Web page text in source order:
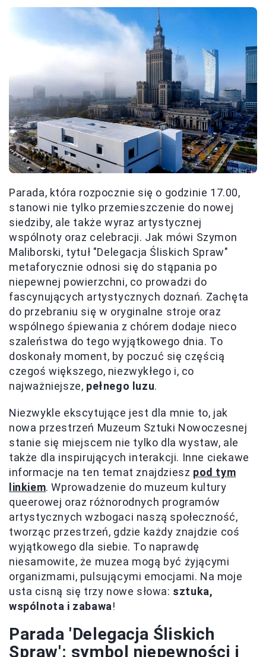
Parada, która rozpocznie się o godzinie 17.00,
stanowi nie tylko przemieszczenie do nowej
siedziby, ale także wyraz artystycznej
wspólnoty oraz celebracji. Jak mówi Szymon
Maliborski, tytuł "Delegacja Śliskich Spraw"
metaforycznie odnosi się do stąpania po
niepewnej powierzchni, co prowadzi do
fascynujących artystycznych doznań. Zachęta
do przebraniu się w oryginalne stroje oraz
wspólnego śpiewania z chórem dodaje nieco
szaleństwa do tego wyjątkowego dnia. To
doskonały moment, by poczuć się częścią
czegoś większego, niezwykłego i, co
najważniejsze, pełnego luzu.
Niezwykle ekscytujące jest dla mnie to, jak
nowa przestrzeń Muzeum Sztuki Nowoczesnej
stanie się miejscem nie tylko dla wystaw, ale
także dla inspirujących interakcji. Inne ciekawe
informacje na ten temat znajdziesz pod tym
linkiem. Wprowadzenie do muzeum kultury
queerowej oraz różnorodnych programów
artystycznych wzbogaci naszą społeczność,
tworząc przestrzeń, gdzie każdy znajdzie coś
wyjątkowego dla siebie. To naprawdę
niesamowite, że muzea mogą być żyjącymi
organizmami, pulsującymi emocjami. Na moje
usta cisną się trzy nowe słowa: sztuka,
wspólnota i zabawa!
Parada 'Delegacja Śliskich
Spraw': symbol niepewności i